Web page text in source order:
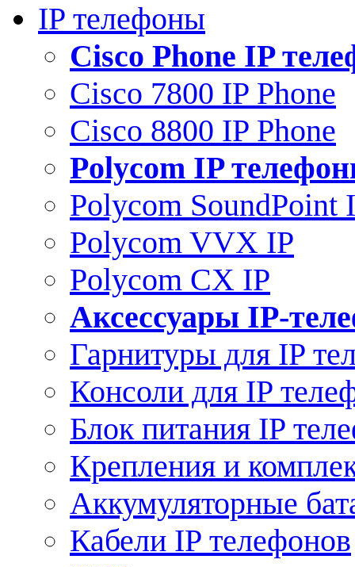
IP телефоны
Сisco Phone IP
Cisco 7800 IP Phone
Cisco 8800 IP Phone
Polycom IP
Polycom SoundPoint
Polycom VVX IP
Polycom CX IP
Аксессуары IP-
Гарнитуры для IP
Консоли для IP
Блок питания IP
Крепления и
Аккумуляторные
Кабели IP телефонов